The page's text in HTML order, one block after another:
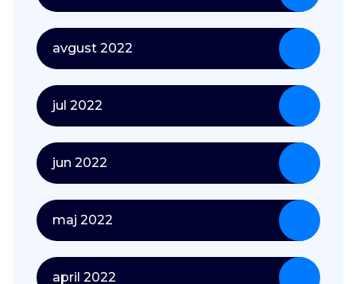
avgust 2022
jul 2022
jun 2022
maj 2022
april 2022